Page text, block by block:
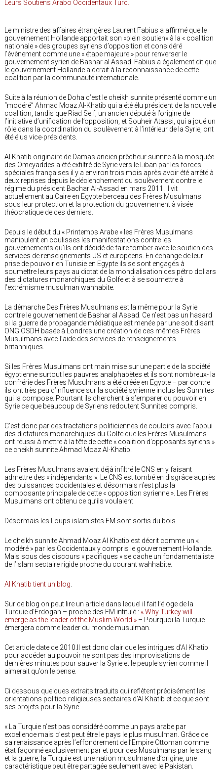
Le ministre des affaires étrangères Laurent Fabius a affirmé que le
gouvernement Hollande apportait son «plein soutien» à la « coalition
nationale » des groupes syriens d’opposition et considéré
l’évènement comme une « étape majeure » pour renverser le
gouvernement syrien de Bashar al Assad. Fabius a également dit que
le gouvernement Hollande aiderait à la reconnaissance de cette
coalition par la communauté internationale.
Suite à la réunion de Doha c’est le cheikh sunnite présenté comme un
“modéré” Ahmad Moaz Al-Khatib qui a été élu président de la nouvelle
coalition, tandis que Riad Seif, un ancien député à l’origine de
l’initiative d’unification de l’opposition, et Souheir Atassi, qui a joué un
rôle dans la coordination du soulèvement à l’intérieur de la Syrie, ont
été élus vice-présidents.
Al Khatib originaire de Damas ancien prêcheur sunnite à la mosquée
des Omeyaddes a été exfiltré de Syrie vers le Liban par les forces
spéciales françaises il y a environ trois mois après avoir été arrêté à
deux reprises depuis le déclenchement du soulèvement contre le
régime du président Bachar Al-Assad en mars 2011. Il vit
actuellement au Caire en Egypte berceau des Frères Musulmans
sous leur protection et la protection du gouvernement à visée
théocratique de ces derniers.
Depuis le début du « Printemps Arabe » les Frères Musulmans
manipulent en coulisses les manifestations contre les
gouvernements qu’ils ont décidé de faire tomber avec le soutien des
services de renseignements US et européens. En échange de leur
prise de pouvoir en Tunisie en Egypte ils se sont engagés à
soumettre leurs pays au dictat de la mondialisation des pétro dollars
des dictatures monarchiques du Golfe et à se soumettre à
l’extrémisme musulman wahhabite.
La démarche Des Frères Musulmans est la même pour la Syrie
contre le gouvernement de Bashar al Assad. Ce n’est pas un hasard
si la guerre de propagande médiatique est menée par une soit disant
ONG OSDH basée à Londres une création de ces mêmes Frères
Musulmans avec l’aide des services de renseignements
britanniques.
Si les Frères Musulmans ont main mise sur une partie de la société
égyptienne surtout les pauvres analphabètes et ils sont nombreux- la
confrérie des Frères Musulmans a été créée en Egypte – par contre
ils ont très peu d’influence sur la société syrienne inclus les Sunnites
qui la compose. Pourtant ils cherchent à s’emparer du pouvoir en
Syrie ce que beaucoup de Syriens redoutent Sunnites compris.
C’est donc par des tractations politiciennes de couloirs avec l’appui
des dictatures monarchiques du Golfe que les Frères Musulmans
ont réussi à mettre à la tête de cette « coalition d’opposants syriens »
ce cheikh sunnite Ahmad Moaz Al-Khatib.
Les Frères Musulmans avaient déjà infiltré le CNS en y faisant
admettre des « indépendants ». Le CNS est tombé en disgrâce auprès
des puissances occidentales et désormais n’est plus la
composante principale de cette « opposition syrienne ». Les Frères
Musulmans ont obtenu ce qu’ils voulaient.
Désormais les Loups islamistes FM sont sortis du bois.
Le cheikh sunnite Ahmad Moaz Al Khatib est décrit comme un «
modéré » par les Occidentaux y compris le gouvernement Hollande.
Mais sous des discours « pacifiques » se cache un fondamentaliste
de l’Islam sectaire rigide proche du courant wahhabite.
Al Khatib tient un blog
Sur ce blog on peut lire un article dans lequel il fait l’éloge de la
Turquie d’Erdogan – proche des FM intitulé : « Why Turkey will
emerge as the leader of the Muslim World » – Pourquoi la Turquie
émergera comme leader du monde musulman.
Cet article date de 2010.Il est donc clair que les intrigues d’Al Khatib
pour accéder au pouvoir ne sont pas des improvisations de
dernières minutes pour sauver la Syrie et le peuple syrien comme il
aimerait qu’on le pense.
Ci dessous quelques extraits traduits qui reflètent précisément les
orientations politico religieuses sectaires d’Al Khatib et ce que sont
ses projets pour la Syrie.
« La Turquie n’est pas considéré comme un pays arabe par
excellence mais c’est peut être le pays le plus musulman. Grâce de
sa renaissance après l’effondrement de l’Empire Ottoman comme
état façonné exclusivement par et pour des Musulmans par le sang
et la guerre, la Turquie est une nation musulmane d’origine, une
caractéristique peut être partagée seulement avec le Pakistan.